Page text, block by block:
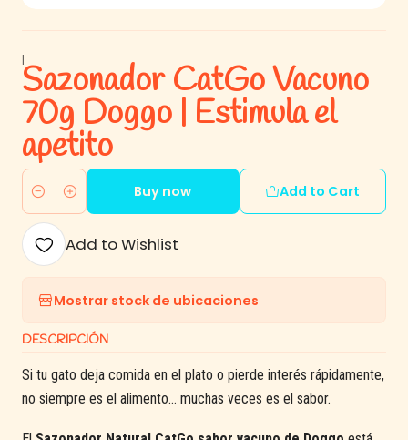
|
Sazonador CatGo Vacuno
70g Doggo | Estimula el
apetito
Quantity
Add to Cart
Buy now
Add to Wishlist
Mostrar stock de ubicaciones
DESCRIPCIÓN
Si tu gato deja comida en el plato o pierde interés rápidamente,
no siempre es el alimento… muchas veces es el sabor.